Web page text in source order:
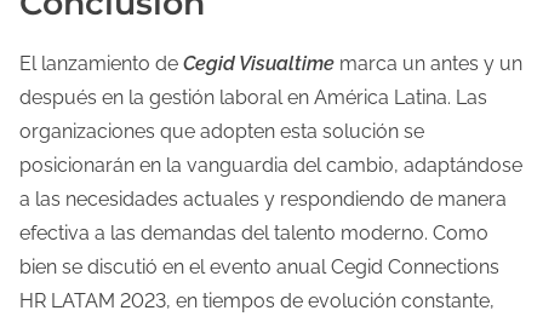
El lanzamiento de Cegid Visualtime marca un antes y un
después en la gestión laboral en América Latina. Las
organizaciones que adopten esta solución se
posicionarán en la vanguardia del cambio, adaptándose
a las necesidades actuales y respondiendo de manera
efectiva a las demandas del talento moderno. Como
bien se discutió en el evento anual Cegid Connections
HR LATAM 2023, en tiempos de evolución constante,